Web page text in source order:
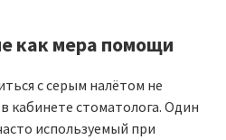
как мера помощи
с серым налётом не
кабинете стоматолога. Один
используемый при